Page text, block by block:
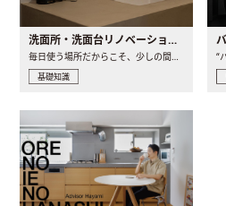
洗面所・洗面台リノベーションの事例と間取りアイデア
毎日使う場所だからこそ、少しの間取りの工夫や素材の選び方で..
基礎知識